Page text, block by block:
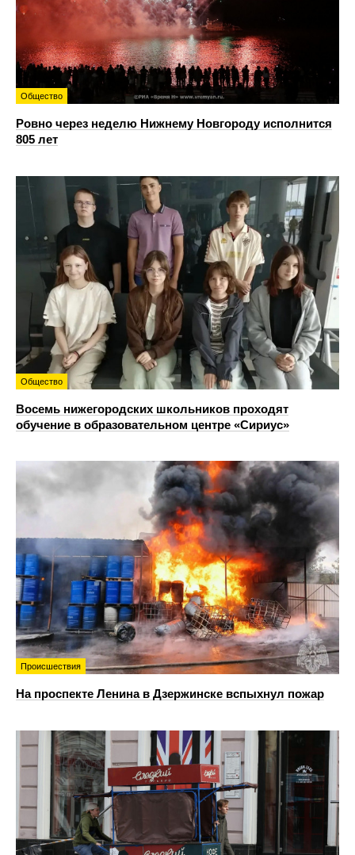
Общество
Ровно через неделю Нижнему Новгороду исполнится
805 лет
Общество
Восемь нижегородских школьников проходят
обучение в образовательном центре «Сириус»
Происшествия
На проспекте Ленина в Дзержинске вспыхнул пожар